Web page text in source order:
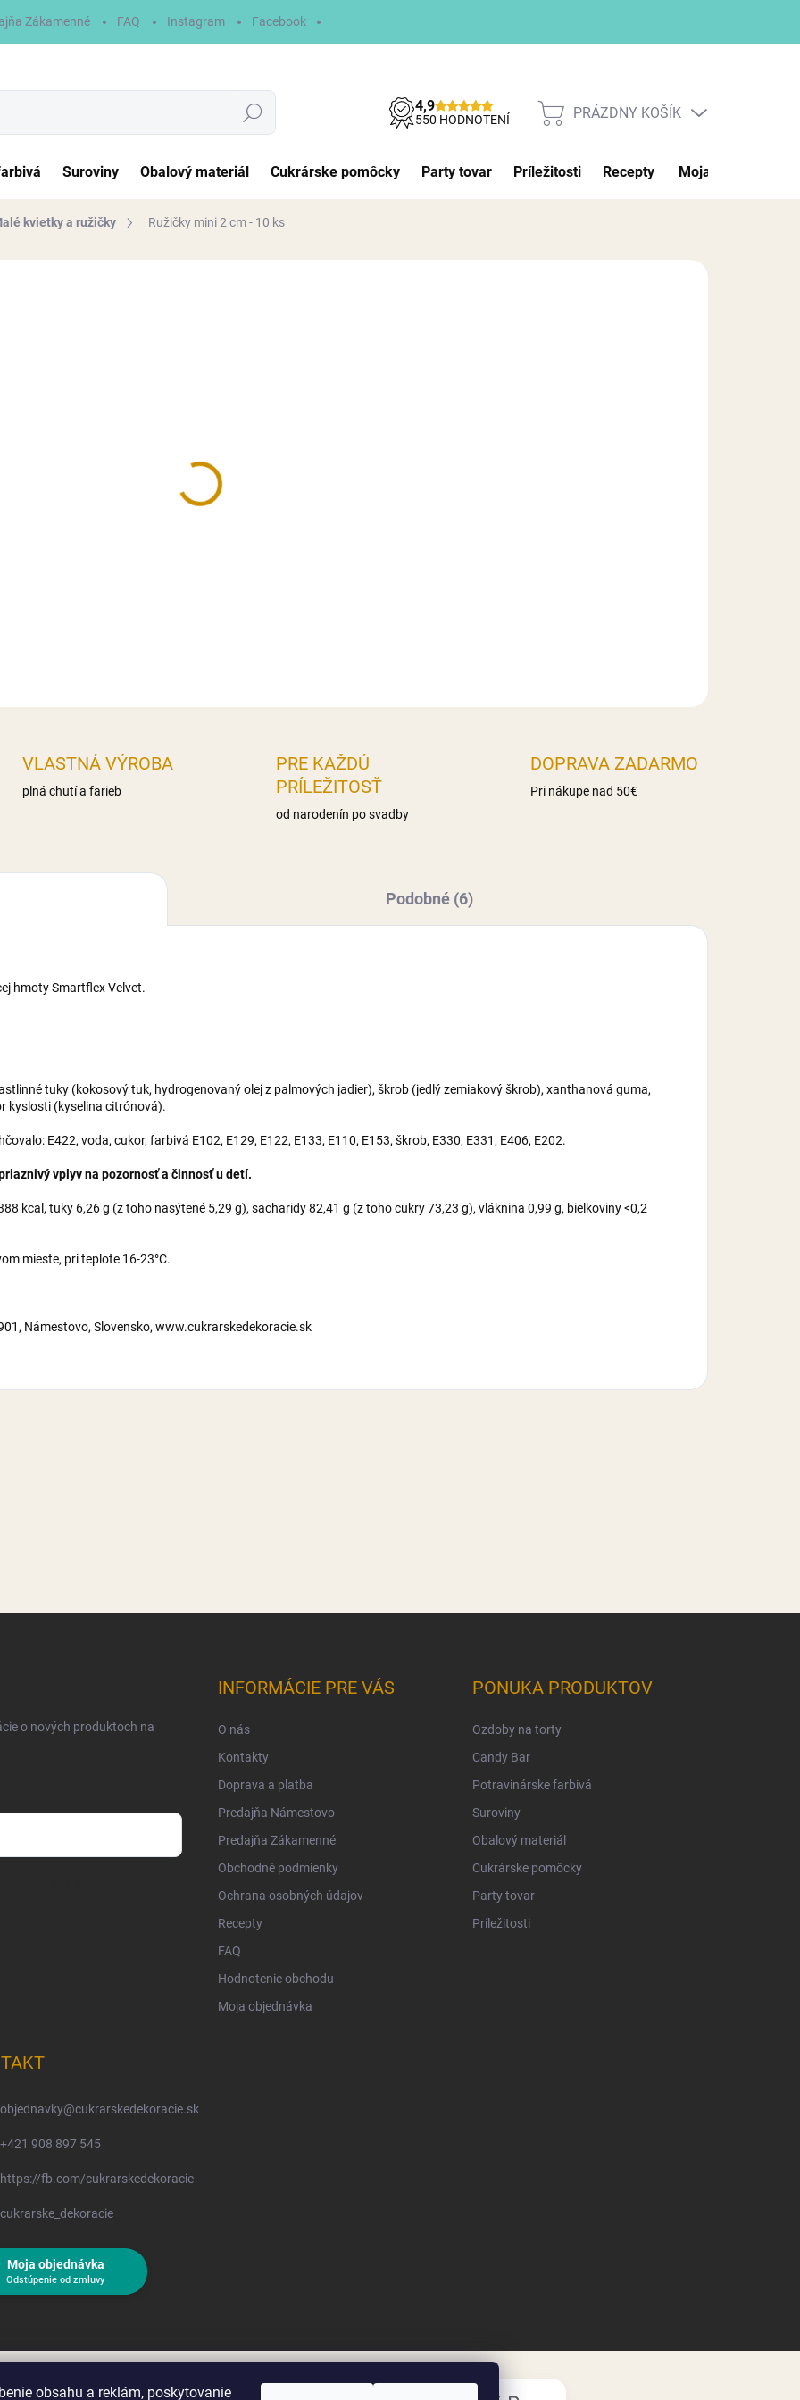
obsahu a reklám, poskytovanie
Zákamenné FAQ Instagram Facebook
Hľadať 4,9
550 HODNOTENÍ
NÁKUPNÝ
PRÁZDNY KOŠÍK
Suroviny Obalový materiál Cukrárske pomôcky Party tovar Príležitosti Recepty Moja objednávka
kvietky a ružičky Ružičky mini 2 cm - 10 ks
VLASTNÁ VÝROBA
plná chutí a farieb
PRE KAŽDÚ
PRÍLEŽITOSŤ
od narodenín po svadby
DOPRAVA ZADARMO
Pri nákupe nad 50€
Podobné (6)
hmoty Smartflex Velvet.
tuky (kokosový tuk, hydrogenovaný olej z palmových jadier), škrob (jedlý zemiakový škrob), xanthanová guma,
kyslosti (kyselina citrónová).
E422, voda, cukor, farbivá E102, E129, E122, E133, E110, E153, škrob, E330, E331, E406, E202.
vplyv na pozornosť a činnosť u detí.
kcal, tuky 6,26 g (z toho nasýtené 5,29 g), sacharidy 82,41 g (z toho cukry 73,23 g), vláknina 0,99 g, bielkoviny <0,2
mieste, pri teplote 16-23°C.
Námestovo, Slovensko, www.cukrarskedekoracie.sk
o nových produktoch na
INFORMÁCIE PRE VÁS
O nás
Kontakty
Doprava a platba
Predajňa Námestovo
Predajňa Zákamenné
Obchodné podmienky
Ochrana osobných údajov
Recepty
FAQ
Hodnotenie obchodu
Moja objednávka
PONUKA PRODUKTOV
Ozdoby na torty
Candy Bar
Potravinárske farbivá
Suroviny
Obalový materiál
Cukrárske pomôcky
Party tovar
Príležitosti
objednavky@cukrarskedekoracie.sk
+421 908 897 545
https://fb.com/cukrarskedekoracie
cukrarske_dekoracie
Moja objednávka
Odstúpenie od zmluvy